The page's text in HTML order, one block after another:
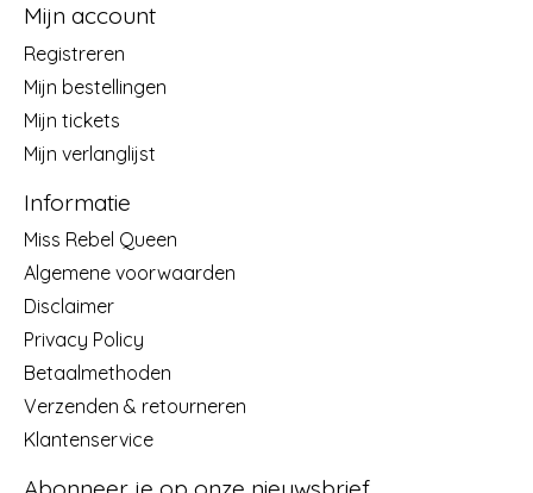
Mijn account
Registreren
Mijn bestellingen
Mijn tickets
Mijn verlanglijst
Informatie
Miss Rebel Queen
Algemene voorwaarden
Disclaimer
Privacy Policy
Betaalmethoden
Verzenden & retourneren
Klantenservice